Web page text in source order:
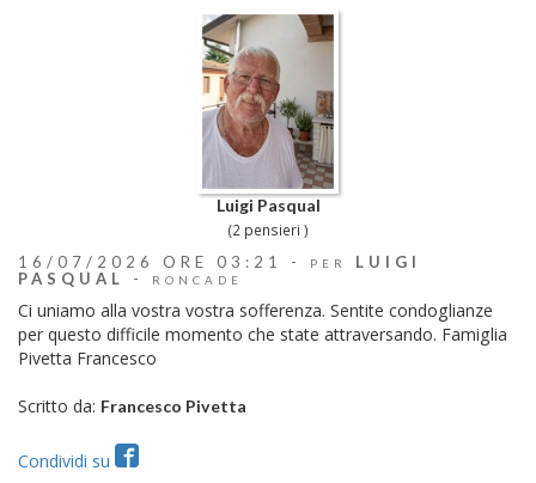
Luigi Pasqual
(2 pensieri )
16/07/2026 ORE 03:21 - PER
LUIGI
PASQUAL
- RONCADE
Ci uniamo alla vostra vostra sofferenza. Sentite condoglianze
per questo difficile momento che state attraversando. Famiglia
Pivetta Francesco
Scritto da: Francesco Pivetta
Condividi su